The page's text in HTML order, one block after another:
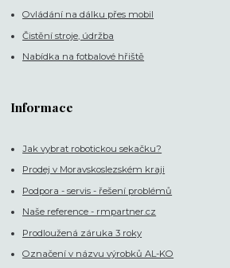
Ovládání na dálku přes mobil
Čistění stroje, údržba
Nabídka na fotbalové hřiště
Informace
Jak vybrat robotickou sekačku?
Prodej v Moravskoslezském kraji
Podpora - servis - řešení problémů
Naše reference - rmpartner.cz
Prodloužená záruka 3 roky
Označení v názvu výrobků AL-KO